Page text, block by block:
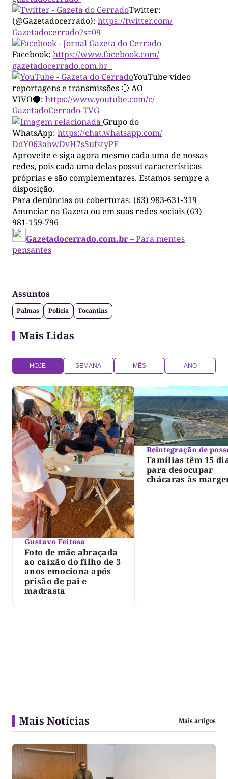
Twitter:
(@Gazetadocerrado): https://twitter.com/
Gazetadocerrado?s=09
Facebook: https://www.facebook.com/
gazetadocerrado.com.br
YouTube vídeo
reportagens e transmissões 🔴 AO
VIVO🔴: https://www.youtube.com/c/
GazetadoCerrado-TVG
Grupo do
WhatsApp: https://chat.whatsapp.com/
DdY063ahwDvH7s5ufstyPE
Aproveite e siga agora mesmo cada uma de nossas
redes, pois cada uma delas possui características
próprias e são complementares. Estamos sempre a
disposição.
Para denúncias ou coberturas: (63) 983-631-319
Anunciar na Gazeta ou em suas redes sociais (63)
981-159-796
Gazetadocerrado.com.br –Para mentes
pensantes
Assuntos
Palmas Polícia Tocantins
Mais Lidas
HOJE SEMANA MÊS ANO
Gustavo Feitosa
Foto de mãe abraçada
ao caixão do filho de 3
anos emociona após
prisão de pai e
madrasta
Reintegração de
Famílias têm 15
para desocupar
chácaras às
Mais Notícias Mais artigos